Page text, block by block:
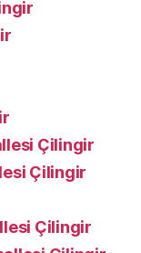
Çilingir
Çilingir
Çilingir